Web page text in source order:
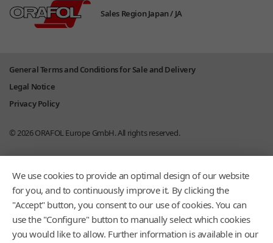
Sales Region Japan / JA
General Terms and Conditions for Sale and Delivery
Legal Notice
Privacy Policy
© 2026ORAFOL Europe GmbH.All rights reserved.
We use cookies to provide an optimal design of our website
for you, and to continuously improve it. By clicking the
"Accept" button, you consent to our use of cookies. You can
use the "Configure" button to manually select which cookies
you would like to allow. Further information is available in our